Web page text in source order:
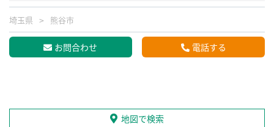
埼玉県 熊谷市
お問合わせ 電話する
地図で検索